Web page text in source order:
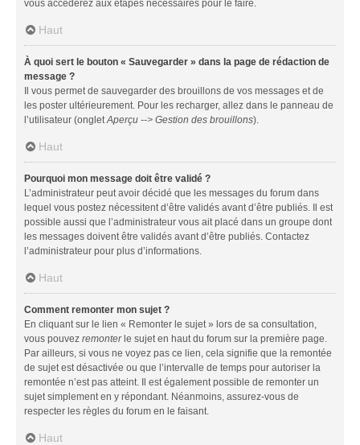
vous accéderez aux étapes nécessaires pour le faire.
Haut
À quoi sert le bouton « Sauvegarder » dans la page de rédaction de
message ?
Il vous permet de sauvegarder des brouillons de vos messages et de
les poster ultérieurement. Pour les recharger, allez dans le panneau de
l’utilisateur (ongletAperçu --> Gestion des brouillons).
Haut
Pourquoi mon message doit être validé ?
L’administrateur peut avoir décidé que les messages du forum dans
lequel vous postez nécessitent d’être validés avant d’être publiés. Il est
possible aussi que l’administrateur vous ait placé dans un groupe dont
les messages doivent être validés avant d’être publiés. Contactez
l’administrateur pour plus d’informations.
Haut
Comment remonter mon sujet ?
En cliquant sur le lien « Remonter le sujet » lors de sa consultation,
vous pouvez remonterle sujet en haut du forum sur la première page.
Par ailleurs, si vous ne voyez pas ce lien, cela signifie que la remontée
de sujet est désactivée ou que l’intervalle de temps pour autoriser la
remontée n’est pas atteint. Il est également possible de remonter un
sujet simplement en y répondant. Néanmoins, assurez-vous de
respecter les règles du forum en le faisant.
Haut